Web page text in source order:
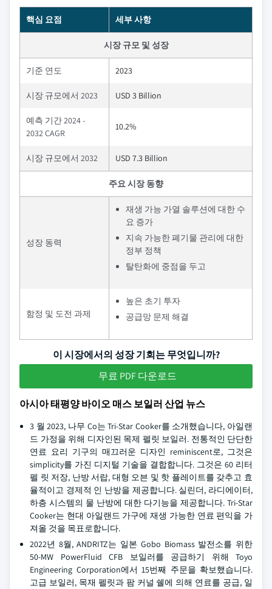
핵심 요점 세부 사항
시장 규모 및 성장
기준 연도 2023
시장 규모에서 2023 USD 3 Billion
예측 기간 2024 -
2032 CAGR
10.2%
시장 규모에서 2032 USD 7.3 Billion
주요 시장 동향
성장 동력
재생 가능 가열 솔루션에 대한 수
요 증가
지속 가능한 폐기물 관리에 대한
정부 정책
탈탄화에 중점을 두고
함정 및 도전 과제
높은 초기 투자
공급망 문제 해결
이 시장에서의 성장 기회는 무엇입니까?
무료 PDF 다운로드
아시아 태평양 바이오 매스 보일러 산업 뉴스
3 월 2023, 나무 Co는 Tri-Star Cooker를 소개했습니다, 아일랜
드 가정을 위해 디자인된 목제 펠릿 보일러. 전통적인 단단한
연료 요리 기구의 매끄러운 디자인 reminiscent로, 그것은
simplicity를 가진 디지털 기술을 결합합니다. 그것은 60 리터
펠 릿 저장, 난방 서랍, 대형 오븐 및 핫 플레이트를 갖추고 효
율적이고 경제적 인 난방을 제공합니다. 실린더, 라디에이터,
하층 시스템의 물 난방에 대한 다기능을 제공합니다. Tri-Star
Cooker는 현대 아일랜드 가구에 재생 가능한 연료 편익을 가
져올 것을 목표로합니다.
2022년 8월, ANDRITZ는 일본 Gobo Biomass 발전소를 위한
50-MW PowerFluid CFB 보일러를 공급하기 위해 Toyo
Engineering Corporation에서 15번째 주문을 확보했습니다.
고급 보일러, 목재 펠릿과 팜 커널 쉘에 의해 연료를 공급, 일